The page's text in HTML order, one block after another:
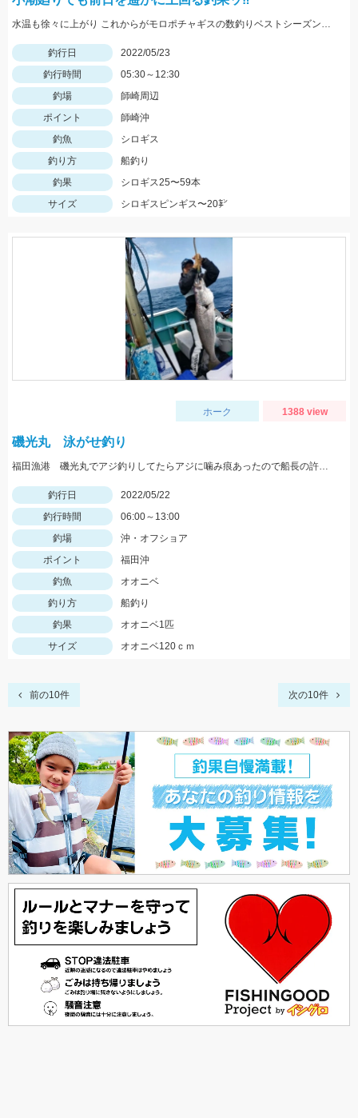
水温も徐々に上がり これからがモロポチャギスの数釣りベストシーズンインですよッ(・∀・)b
釣行日
2022/05/23
釣行時間
05:30～12:30
釣場
師崎周辺
ポイント
師崎沖
釣魚
シロギス
釣り方
船釣り
釣果
シロギス25〜59本
サイズ
シロギスピンギス〜20㌢
ホーク 1388 view
磯光丸 泳がせ釣り
福田漁港 磯光丸でアジ釣りしてたらアジに噛み痕あったので船長の許可もらって泳がせしていっぱつでした。
釣行日
2022/05/22
釣行時間
06:00～13:00
釣場
沖・オフショア
ポイント
福田沖
釣魚
オオニベ
釣り方
船釣り
釣果
オオニベ1匹
サイズ
オオニベ120ｃｍ
前の10件 次の10件